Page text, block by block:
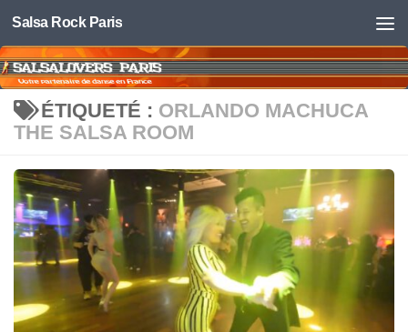
Skip to content
Salsa Rock Paris
ÉTIQUETÉ : ORLANDO MACHUCA
THE SALSA ROOM